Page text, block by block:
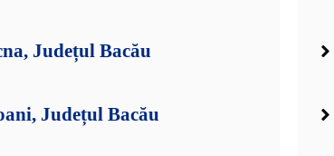
Județul Bacău
Județul Bacău